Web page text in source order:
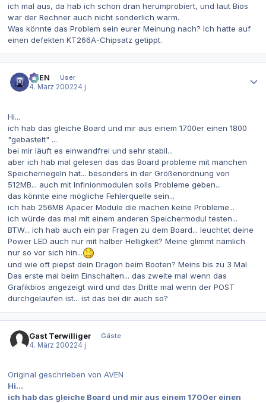
ich mal aus, da hab ich schon dran herumprobiert, und laut Bios
war der Rechner auch nicht sonderlich warm.
Was könnte das Problem sein eurer Meinung nach? Ich hatte auf
einen defekten KT266A-Chipsatz getippt.
AVEN
User
4. März 200224 j
Hi...
ich hab das gleiche Board und mir aus einem 1700er einen 1800
"gebastelt" ...
bei mir läuft es einwandfrei und sehr stabil...
aber ich hab mal gelesen das das Board probleme mit manchen
Speicherriegeln hat... besonders in der Größenordnung von
512MB... auch mit Infinionmodulen solls Probleme geben...
das könnte eine mögliche Fehlerquelle sein...
ich hab 256MB Apacer Module die machen keine Probleme...
ich würde das mal mit einem anderen Speichermodul testen...
BTW... ich hab auch ein par Fragen zu dem Board... leuchtet deine
Power LED auch nur mit halber Helligkeit? Meine glimmt nämlich
nur so vor sich hin...
und wie oft piepst dein Dragon beim Booten? Meins bis zu 3 Mal
Das erste mal beim Einschalten... das zweite mal wenn das
Grafikbios angezeigt wird und das Dritte mal wenn der POST
durchgelaufen ist... ist das bei dir auch so?
Gast Terwilliger
Gäste
4. März 200224 j
Original geschrieben von AVEN
Hi...
ich hab das gleiche Board und mir aus einem 1700er einen